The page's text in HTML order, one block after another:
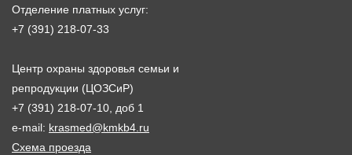
Отделение платных услуг:
+7 (391) 218-07-33
Центр охраны здоровья семьи и
репродукции (ЦОЗСиР)
+7 (391) 218-07-10, доб 1
e-mail: krasmed@kmkb4.ru
Схема проезда